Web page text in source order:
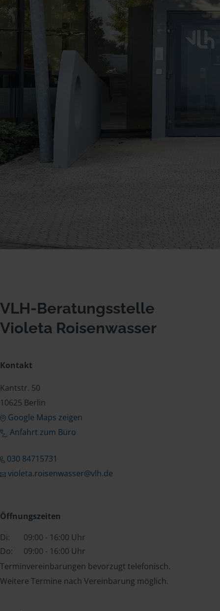
VLH-Beratungsstelle
Violeta Roisenwasser
Kontakt
Kantstr. 50
10625 Berlin
Google Maps zeigen
Anfahrt zum Büro
030 84715731
violeta.roisenwasser@vlh.de
Öffnungszeiten
Di:
09:00 - 16:00 Uhr
Do:
09:00 - 16:00 Uhr
Terminvereinbarungen bevorzugt telefonisch.
Weitere Termine nach Vereinbarung möglich.